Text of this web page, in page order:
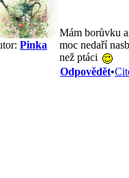
Pinka
Mám borůvku
moc nedaří
než ptáci
Odpovědět•